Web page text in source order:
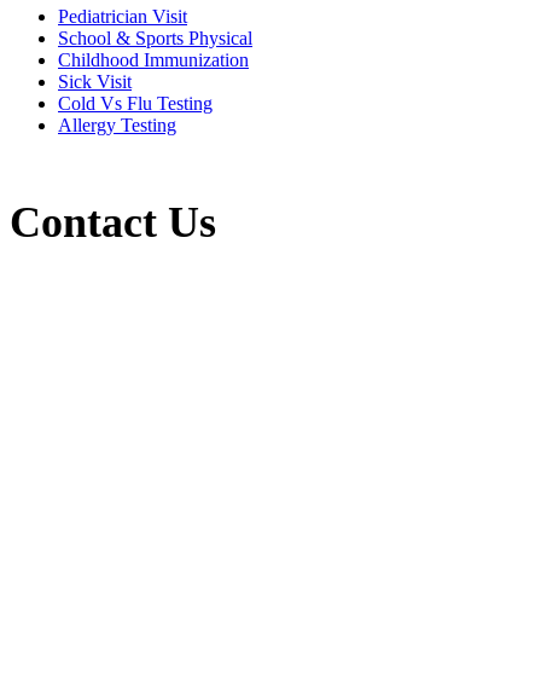
Pediatrician Visit
School & Sports Physical
Childhood Immunization
Sick Visit
Cold Vs Flu Testing
Allergy Testing
Contact Us